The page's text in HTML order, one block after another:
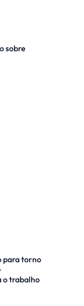
sobre
para torno
o trabalho